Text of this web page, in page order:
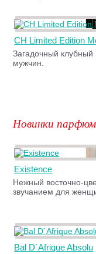
CH Limited Edition
Загадочный
мужчин.
Новинки
Existence
Нежный восточно-
звучанием для
Bal D`Afrique Absolu